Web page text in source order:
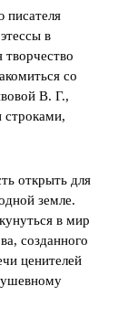
писателя
в
со
В. Г.,
открыть для
земле.
в мир
созданного
ценителей